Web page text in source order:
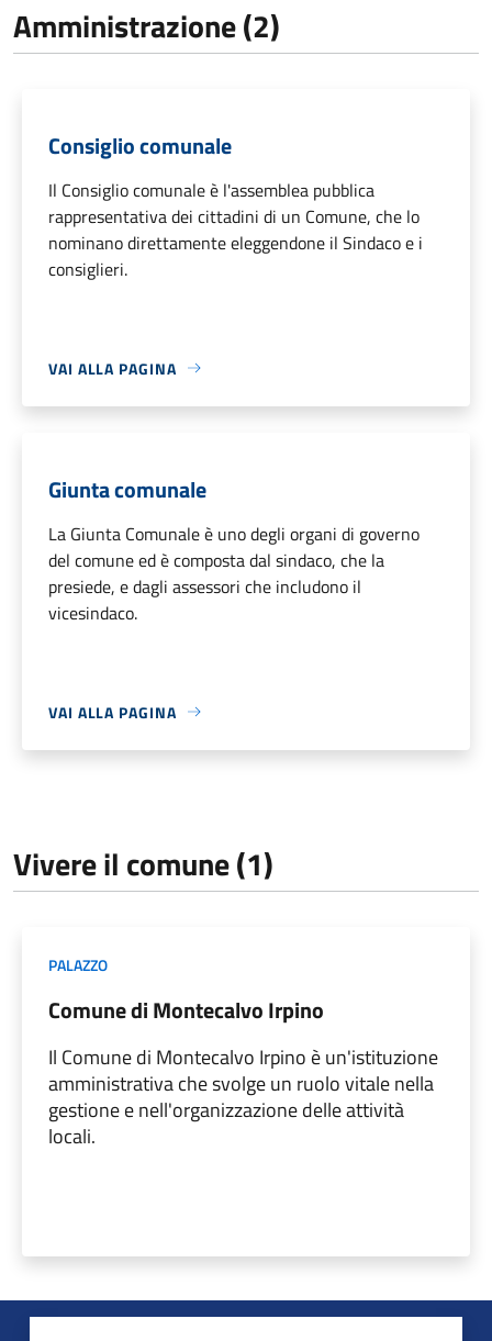
Amministrazione (2)
Consiglio comunale
Il Consiglio comunale è l'assemblea pubblica
rappresentativa dei cittadini di un Comune, che lo
nominano direttamente eleggendone il Sindaco e i
consiglieri.
VAI ALLA PAGINA
Giunta comunale
La Giunta Comunale è uno degli organi di governo
del comune ed è composta dal sindaco, che la
presiede, e dagli assessori che includono il
vicesindaco.
VAI ALLA PAGINA
Vivere il comune (1)
PALAZZO
Comune di Montecalvo Irpino
Il Comune di Montecalvo Irpino è un'istituzione
amministrativa che svolge un ruolo vitale nella
gestione e nell'organizzazione delle attività
locali.